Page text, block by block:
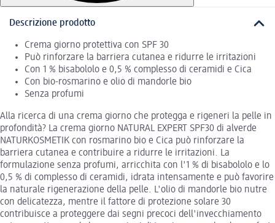
Descrizione prodotto
Crema giorno protettiva con SPF 30
Può rinforzare la barriera cutanea e ridurre le irritazioni
Con 1 % bisabololo e 0,5 % complesso di ceramidi e Cica
Con bio-rosmarino e olio di mandorle bio
Senza profumi
Alla ricerca di una crema giorno che protegga e rigeneri la pelle in
profondità? La crema giorno NATURAL EXPERT SPF30 di alverde
NATURKOSMETIK con rosmarino bio e Cica può rinforzare la
barriera cutanea e contribuire a ridurre le irritazioni. La
formulazione senza profumi, arricchita con l'1 % di bisabololo e lo
0,5 % di complesso di ceramidi, idrata intensamente e può favorire
la naturale rigenerazione della pelle. L'olio di mandorle bio nutre
con delicatezza, mentre il fattore di protezione solare 30
contribuisce a proteggere dai segni precoci dell'invecchiamento